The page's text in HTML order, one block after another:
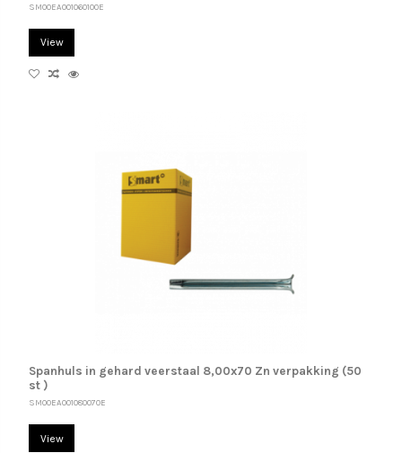
SM00EA001060100E
View
Spanhuls in gehard veerstaal 8,00x70 Zn verpakking (50
st )
SM00EA001080070E
View